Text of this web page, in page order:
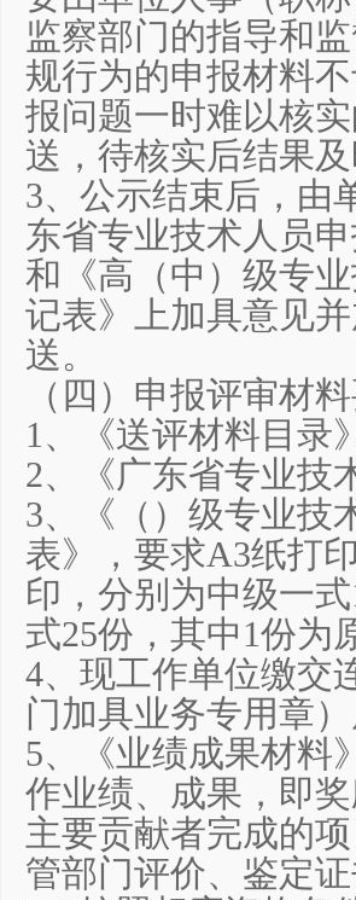
监察部门的指导和
规行为的申报材料
报问题一时难以核
送，待核实后结果
3、公示结束后，由
东省专业技术人员
和《高（中）级专
记表》上加具意见
送。
（四）申报评审材料
1、《送评材料目录
2、《广东省专业技
3、《（）级专业技
表》，要求A3纸打
印，分别为中级一
式25份，其中1份为
4、现工作单位缴交
门加具业务专用章）
5、《业绩成果材料
作业绩、成果，即
主要贡献者完成的
管部门评价、鉴定